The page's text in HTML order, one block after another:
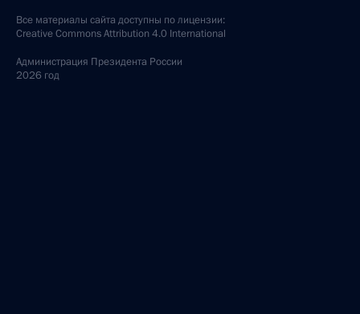
Все материалы сайта доступны по лицензии:
Creative Commons Attribution 4.0 International
Администрация Президента России
2026 год